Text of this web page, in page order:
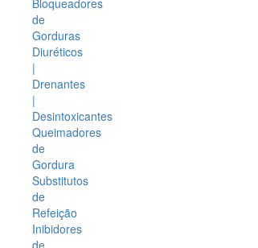
de
Gorduras
Diuréticos
|
Drenantes
|
Desintoxicantes
Queimadores
de
Gordura
Substitutos
de
Refeição
Inibidores
de